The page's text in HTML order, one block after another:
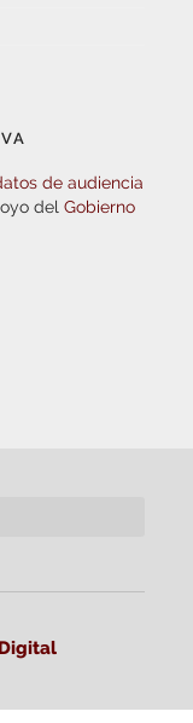
de audiencia
del Gobierno